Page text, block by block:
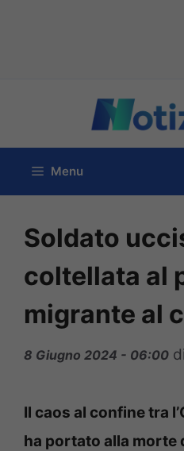
contenuto
Menu
Soldato
coltellata al
migrante al
8 Giugno 2024 - 06:00 di
Il caos al confine tra
ha portato alla morte